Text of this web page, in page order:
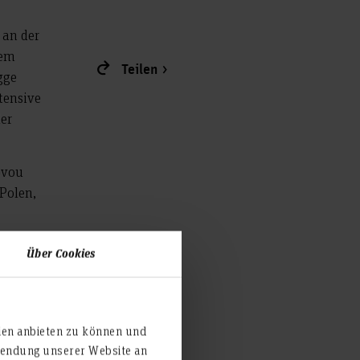
Über Cookies
anbieten zu können und
unserer Website an
der
Teilen